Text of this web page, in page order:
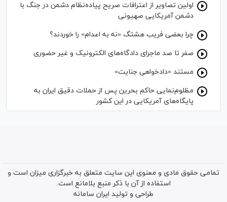
اولین تصاویر از اعترافات صریح پیاده‌نظام‌ دشمن در جنگ با
دشمن آمریکایی صهیونی
چرا بعضی فریب هشتگ «نه به اعدام» را خوردند؟
صفر تا صد ماجرای دادگاه‌های الکترونیک و غیر حضوری
مستند «دادخواهی جنایت»
مظلوم‌نمایی حاکم بحرین پس از حملات دقیق ایران به
پایگاه‌های آمریکایی در این کشور
تمامی حقوق مادی و معنوی این سایت متعلق به خبرگزاری میزان است و
استفاده از آن با ذکر منبع بلامانع است.
طراحی و تولید ایران سامانه